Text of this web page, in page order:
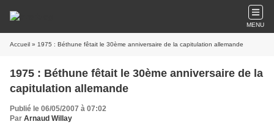
MENU
Accueil » 1975 : Béthune fêtait le 30ème anniversaire de la capitulation allemande
1975 : Béthune fêtait le 30ème anniversaire de la
capitulation allemande
Publié le 06/05/2007 à 07:02
Par Arnaud Willay